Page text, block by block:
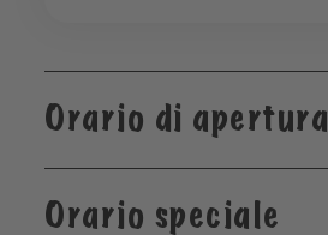
Orario di apertura
Orario speciale